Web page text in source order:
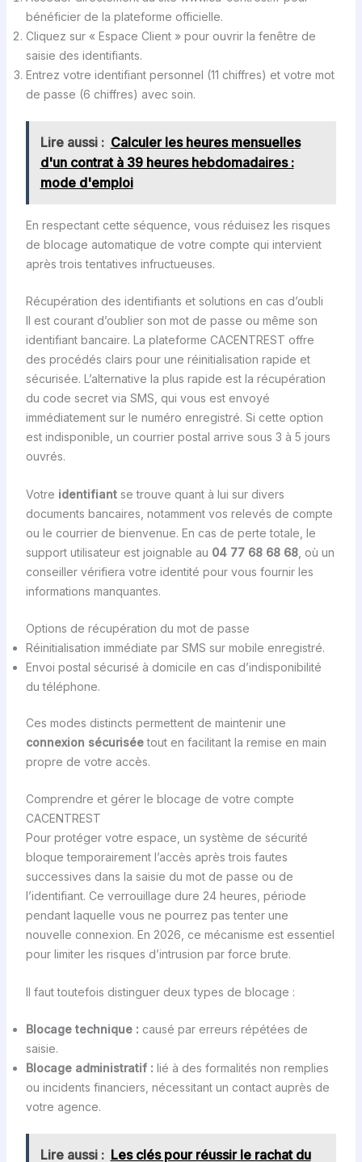
bénéficier de la plateforme officielle.
Cliquez sur « Espace Client » pour ouvrir la fenêtre de
saisie des identifiants.
Entrez votre identifiant personnel (11 chiffres) et votre mot
de passe (6 chiffres) avec soin.
Lire aussi : Calculer les heures mensuelles
d'un contrat à 39 heures hebdomadaires :
mode d'emploi
En respectant cette séquence, vous réduisez les risques
de blocage automatique de votre compte qui intervient
après trois tentatives infructueuses.
Récupération des identifiants et solutions en cas d’oubli
Il est courant d’oublier son mot de passe ou même son
identifiant bancaire. La plateforme CACENTREST offre
des procédés clairs pour une réinitialisation rapide et
sécurisée. L’alternative la plus rapide est la récupération
du code secret via SMS, qui vous est envoyé
immédiatement sur le numéro enregistré. Si cette option
est indisponible, un courrier postal arrive sous 3 à 5 jours
ouvrés.
Votre identifiantse trouve quant à lui sur divers
documents bancaires, notamment vos relevés de compte
ou le courrier de bienvenue. En cas de perte totale, le
support utilisateur est joignable au 04 77 68 68 68, où un
conseiller vérifiera votre identité pour vous fournir les
informations manquantes.
Options de récupération du mot de passe
Réinitialisation immédiate par SMS sur mobile enregistré.
Envoi postal sécurisé à domicile en cas d’indisponibilité
du téléphone.
Ces modes distincts permettent de maintenir une
connexion sécuriséetout en facilitant la remise en main
propre de votre accès.
Comprendre et gérer le blocage de votre compte
CACENTREST
Pour protéger votre espace, un système de sécurité
bloque temporairement l’accès après trois fautes
successives dans la saisie du mot de passe ou de
l’identifiant. Ce verrouillage dure 24 heures, période
pendant laquelle vous ne pourrez pas tenter une
nouvelle connexion. En 2026, ce mécanisme est essentiel
pour limiter les risques d’intrusion par force brute.
Il faut toutefois distinguer deux types de blocage :
Blocage technique : causé par erreurs répétées de
saisie.
Blocage administratif : lié à des formalités non remplies
ou incidents financiers, nécessitant un contact auprès de
votre agence.
Lire aussi : Les clés pour réussir le rachat du